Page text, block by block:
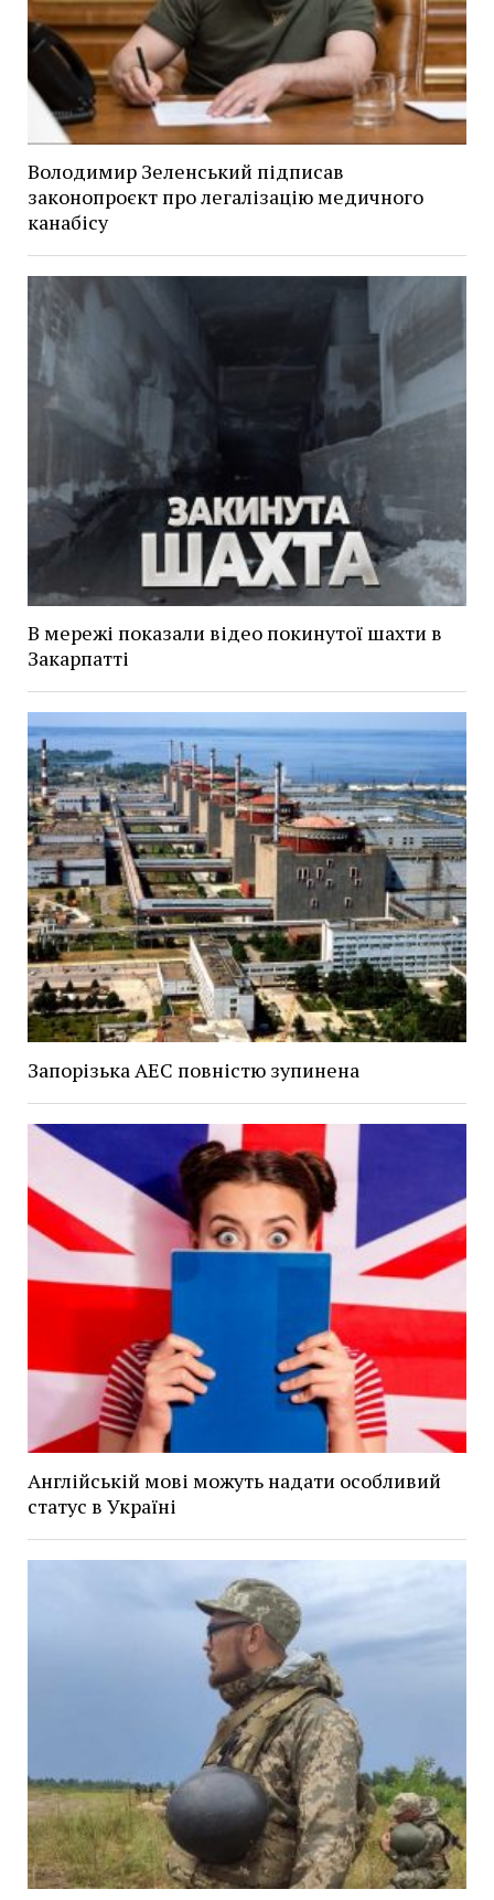
Володимир Зеленський підписав
законопроєкт про легалізацію медичного
канабісу
В мережі показали відео покинутої шахти в
Закарпатті
Запорізька АЕС повністю зупинена
Англійській мові можуть надати особливий
статус в Україні